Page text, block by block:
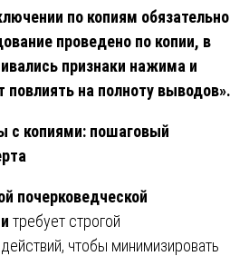
по копиям обязательно
проведено по копии, в
признаки нажима и
на полноту выводов».
с копиями: пошаговый
почерковедческой
требует строгой
чтобы минимизировать